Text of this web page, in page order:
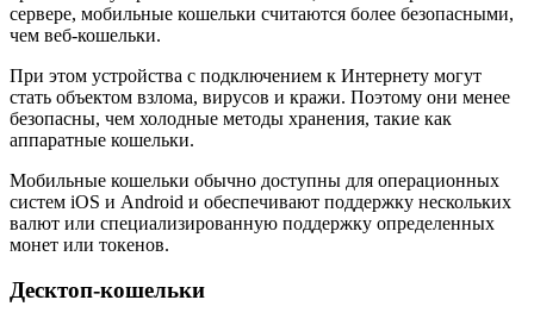
сервере, мобильные кошельки считаются более безопасными,
чем веб-кошельки.
При этом устройства с подключением к Интернету могут
стать объектом взлома, вирусов и кражи. Поэтому они менее
безопасны, чем холодные методы хранения, такие как
аппаратные кошельки.
Мобильные кошельки обычно доступны для операционных
систем iOS и Android и обеспечивают поддержку нескольких
валют или специализированную поддержку определенных
монет или токенов.
Десктоп-кошельки